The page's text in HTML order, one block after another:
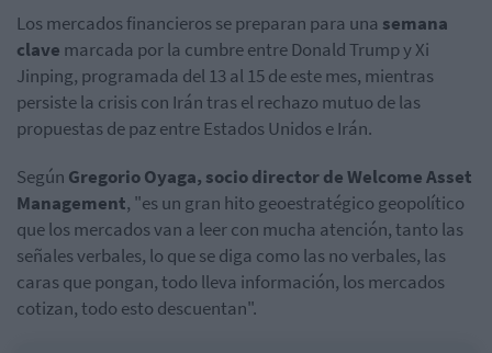
Los mercados financieros se preparan para una semana
clave marcada por la cumbre entre Donald Trump y Xi
Jinping, programada del 13 al 15 de este mes, mientras
persiste la crisis con Irán tras el rechazo mutuo de las
propuestas de paz entre Estados Unidos e Irán.
Según Gregorio Oyaga, socio director de Welcome Asset
Management, "es un gran hito geoestratégico geopolítico
que los mercados van a leer con mucha atención, tanto las
señales verbales, lo que se diga como las no verbales, las
caras que pongan, todo lleva información, los mercados
cotizan, todo esto descuentan".